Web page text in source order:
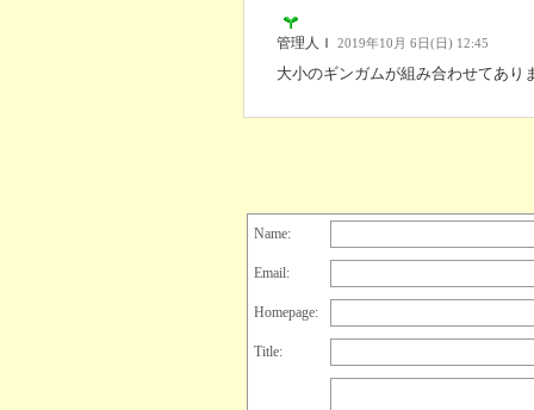
管理人Ｉ 2019年10月 6日(日) 12:45
大小のギンガムが組み合わせてあり
Name:
Email:
Homepage:
Title: